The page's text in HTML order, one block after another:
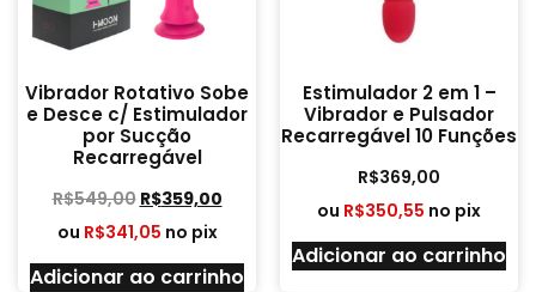
Vibrador Rotativo Sobe
e Desce c/ Estimulador
por Sucção
Recarregável
R$549,00 R$359,00
ou R$341,05 no pix
Adicionar ao carrinho
Estimulador 2 em 1 –
Vibrador e Pulsador
Recarregável 10 Funções
R$369,00
ou R$350,55 no pix
Adicionar ao carrinho